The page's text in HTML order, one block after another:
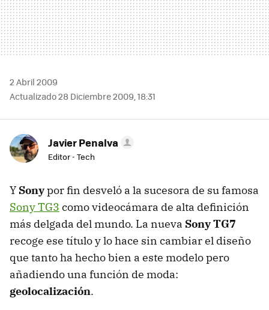
2 Abril 2009
Actualizado 28 Diciembre 2009, 18:31
Javier Penalva
Editor - Tech
Y Sonypor fin desveló a la sucesora de su famosa
Sony TG3 como videocámara de alta definición
más delgada del mundo. La nueva Sony TG7
recoge ese título y lo hace sin cambiar el diseño
que tanto ha hecho bien a este modelo pero
añadiendo una función de moda:
geolocalización.